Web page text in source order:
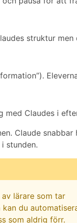
struktur men
med Claudes i
Claude snabbar
stunden.
lärare som tar
du
som aldrig förr.